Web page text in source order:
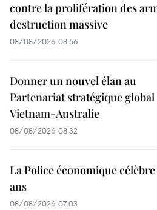
contre la prolifération des
destruction massive
08/08/2026 08:56
Donner un nouvel élan au
Partenariat stratégique global
Vietnam-Australie
08/08/2026 08:32
La Police économique célèbre
ans
08/08/2026 07:03